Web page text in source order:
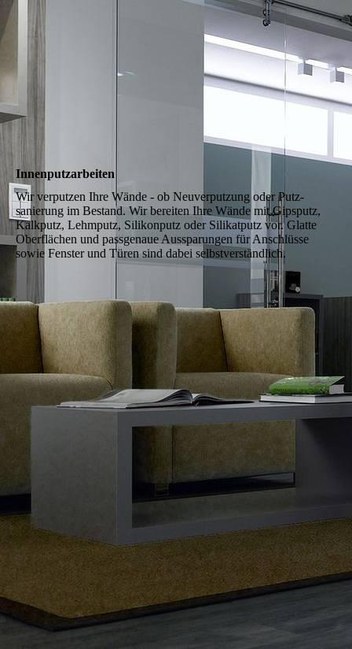
Innenputzarbeiten
Wir ver­putzen Ihre Wände - ob Neu­ver­putzung oder Putz­
sanierung im Bestand. Wir bereiten Ihre Wände mit Gips­putz,
Kalkputz, Lehm­putz, Silikon­putz oder Silikat­putz vor. Glatte
Ober­flächen und pass­genaue Aus­sparungen für An­schlüsse
sowie Fenster und Türen sind da­bei selbst­ver­ständlich.